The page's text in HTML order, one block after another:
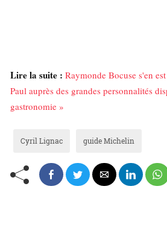
Lire la suite : Raymonde Bocuse s'en
Paul auprès des grandes personnalités
gastronomie »
Cyril Lignac guide Michelin